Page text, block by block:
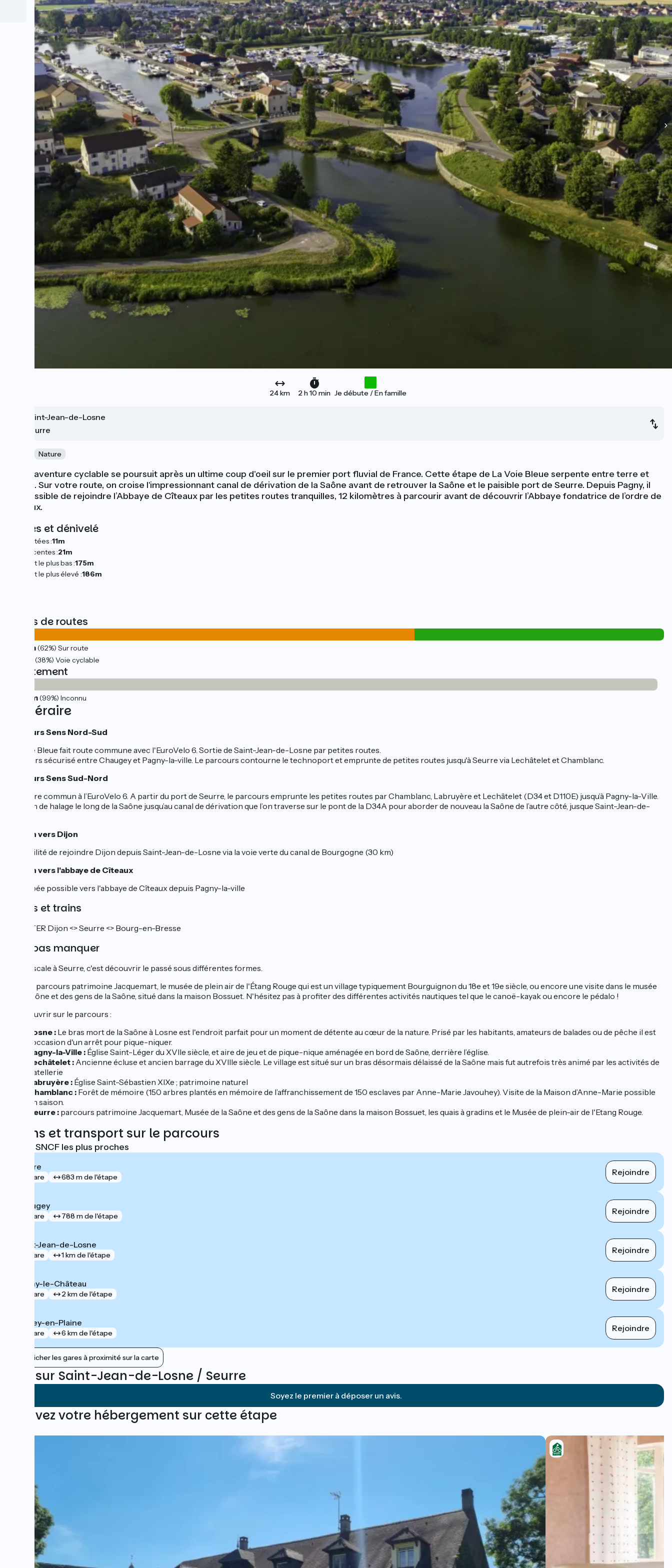
24 km 2 h 10 min Je débute / En famille
Saint-Jean-de-Losne
Seurre
Nature
Votre aventure cyclable se poursuit après un ultime coup d'oeil sur le premier port fluvial de France. Cette étape de La Voie Bleue serpente entre terre et
rivière. Sur votre route, on croise l'impressionnant canal de dérivation de la Saône avant de retrouver la Saône et le paisible port de Seurre. Depuis Pagny, il
est possible de rejoindre l’Abbaye de Cîteaux par les petites routes tranquilles, 12 kilomètres à parcourir avant de découvrir l’Abbaye fondatrice de l’ordre de
Cîteaux.
Pentes et dénivelé
Montées :11m
Descentes :21m
Point le plus bas :175m
Point le plus élevé :186m
Types de routes
15km(62%) Sur route
(38%) Voie cyclable
Revêtement
24km(99%) Inconnu
L'itinéraire
Parcours Sens Nord-Sud
La Voie Bleue fait route commune avec l'EuroVelo 6. Sortie de Saint-Jean-de-Losne par petites routes.
Parcours sécurisé entre Chaugey et Pagny-la-ville. Le parcours contourne le technoport et emprunte de petites routes jusqu'à Seurre via Lechâtelet et Chamblanc.
Parcours Sens Sud-Nord
Itinéraire commun à l’EuroVelo 6. A partir du port de Seurre, le parcours emprunte les petites routes par Chamblanc, Labruyère et Lechâtelet (D34 et D110E) jusqu’à Pagny-la-Ville.
Chemin de halage le long de la Saône jusqu’au canal de dérivation que l’on traverse sur le pont de la D34A pour aborder de nouveau la Saône de l’autre côté, jusque Saint-Jean-de-
Liaison vers Dijon
Possibilité de rejoindre Dijon depuis Saint-Jean-de-Losne via la voie verte du canal de Bourgogne (30 km)
Liaison vers l'abbaye de Cîteaux
Échappée possible vers l'abbaye de Cîteaux depuis Pagny-la-ville
Gares et trains
Ligne TER Dijon <> Seurre <> Bourg-en-Bresse
À ne pas manquer
Faire escale à Seurre, c'est découvrir le passé sous différentes formes.
Avec le parcours patrimoine Jacquemart, le musée de plein air de l'Étang Rouge qui est un village typiquement Bourguignon du 18e et 19e siècle, ou encore une visite dans le musée
de la Saône et des gens de la Saône, situé dans la maison Bossuet. N'hésitez pas à profiter des différentes activités nautiques tel que le canoë-kayak ou encore le pédalo !
À découvrir sur le parcours :
Losne : Le bras mort de la Saône à Losne est l'endroit parfait pour un moment de détente au cœur de la nature. Prisé par les habitants, amateurs de balades ou de pêche il est
l'occasion d'un arrêt pour pique-niquer.
Pagny-la-Ville : Église Saint-Léger du XVIIe siècle, et aire de jeu et de pique-nique aménagée en bord de Saône, derrière l’église.
Lechâtelet : Ancienne écluse et ancien barrage du XVIIIe siècle. Le village est situé sur un bras désormais délaissé de la Saône mais fut autrefois très animé par les activités de
batellerie
Labruyère : Église Saint-Sébastien XIXe ; patrimoine naturel
Chamblanc : Forêt de mémoire (150 arbres plantés en mémoire de l’affranchissement de 150 esclaves par Anne-Marie Javouhey). Visite de la Maison d’Anne-Marie possible
en saison.
Seurre : parcours patrimoine Jacquemart, Musée de la Saône et des gens de la Saône dans la maison Bossuet, les quais à gradins et le Musée de plein-air de l'Etang Rouge.
Trains et transport sur le parcours
Gares SNCF les plus proches
Seurre
gare 683 m de l'étape Rejoindre
Chaugey
gare 788 m de l'étape Rejoindre
Saint-Jean-de-Losne
gare 1 km de l'étape Rejoindre
Pagny-le-Château
gare 2 km de l'étape Rejoindre
Brazey-en-Plaine
gare 6 km de l'étape Rejoindre
Afficher les gares à proximité sur la carte
Avis sur Saint-Jean-de-Losne / Seurre
Soyez le premier à déposer un avis.
Trouvez votre hébergement sur cette étape